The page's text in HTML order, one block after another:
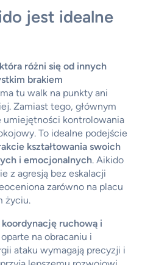
jest idealne
która różni się od innych
brakiem
tu walk na punkty ani
Zamiast tego, głównym
umiejętności kontrolowania
To idealne podejście
kształtowania swoich
i emocjonalnych. Aikido
z agresją bez eskalacji
zarówno na placu
życiu.
ruchową i
na obracaniu i
ataku wymagają precyzji i